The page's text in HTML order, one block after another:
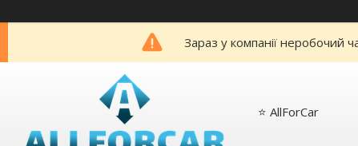
Зараз у компанії неробочий
⭐️ AllForCar